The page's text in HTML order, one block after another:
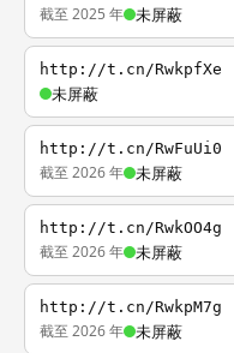
截至 2025 年 未屏蔽
http://t.cn/RwkpfXe
未屏蔽
http://t.cn/RwFuUi0
截至 2026 年 未屏蔽
http://t.cn/RwkOO4g
截至 2026 年 未屏蔽
http://t.cn/RwkpM7g
截至 2026 年 未屏蔽